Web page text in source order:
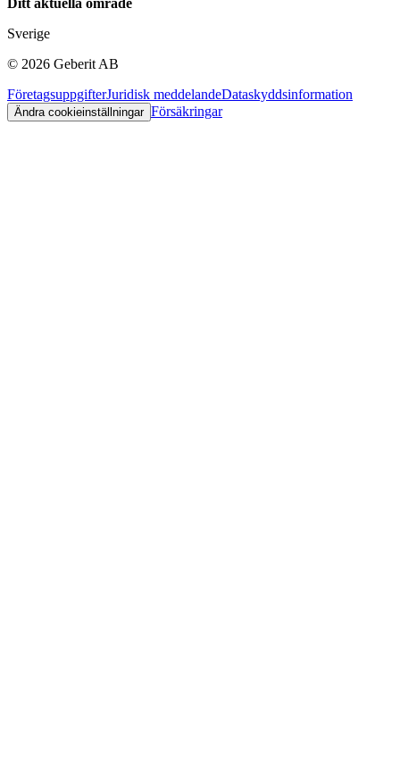
Sverige
© 2026 Geberit AB
FöretagsuppgifterJuridisk meddelandeDataskyddsinformation
Ändra cookieinställningar Försäkringar